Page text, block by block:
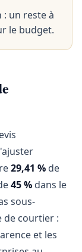
: un reste à
le budget.
29,41 % de
45 % dans le
sous-
de courtier :
et les